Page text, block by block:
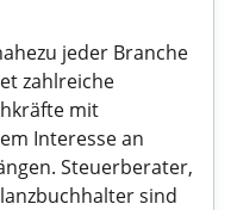
jeder Branche
zahlreiche
mit
Interesse an
Steuerberater,
sind